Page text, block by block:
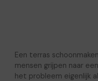
Een terras
mensen grijpen naar
het probleem eigenlijk